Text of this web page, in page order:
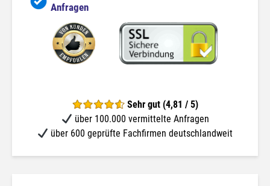
Anfragen
Sehr gut (4,81 / 5)
über 100.000 vermittelte Anfragen
über 600 geprüfte Fachfirmen deutschlandweit